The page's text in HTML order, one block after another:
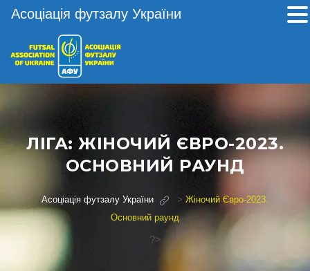
ЛІГА: ЖІНОЧИЙ ЄВРО-2023.
ОСНОВНИЙ РАУНД
Асоціація футзалу України > Жіночий Євро-2023.
Основний раунд
?>
Асоціація футзалу України